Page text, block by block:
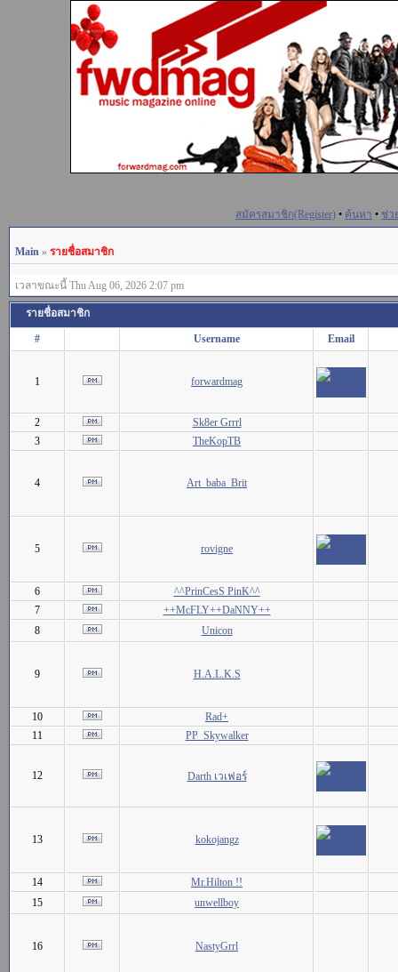
สมัครสมาชิก(Register) • ค้นหา • ช่ว
Main » รายชื่อสมาชิก
เวลาขณะนี้ Thu Aug 06, 2026 2:07 pm
รายชื่อสมาชิก
# Username Email
1 forwardmag
2
Sk8er Grrrl
3
TheKopTB
4 Art_baba_Brit
5 rovigne
6
^^PrinCesS PinK^^
7
++McFLY++DaNNY++
8
Unicon
9 H.A.L.K.S
10
Rad+
11
PP_Skywalker
12 Darth เวเฟอร์
13 kokojangz
14
Mr.Hilton !!
15
unwellboy
16 NastyGrrl